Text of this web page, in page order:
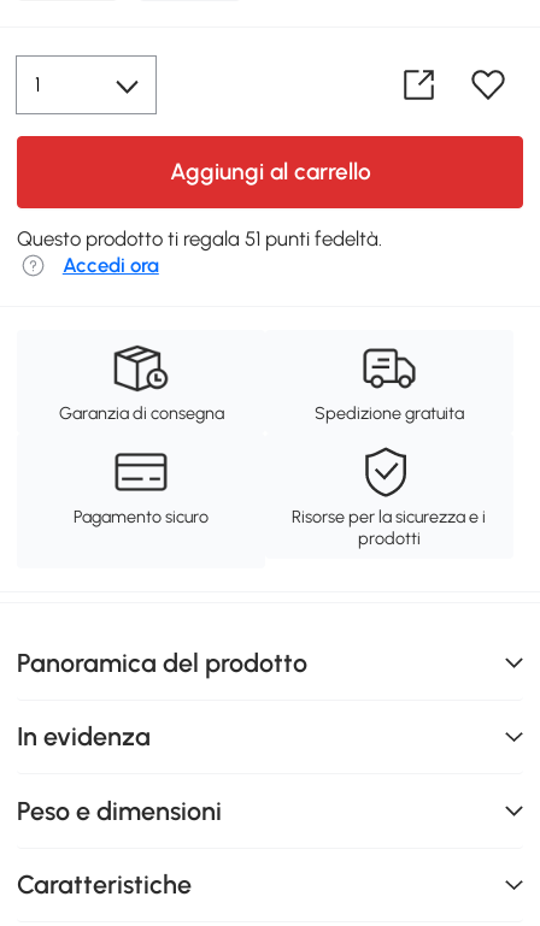
Aggiungi al carrello
Questo prodotto ti regala 51 punti fedeltà.
Accedi ora
Garanzia di consegna Spedizione gratuita
Pagamento sicuro
Risorse per la sicurezza e i
prodotti
Panoramica del prodotto
In evidenza
Peso e dimensioni
Caratteristiche